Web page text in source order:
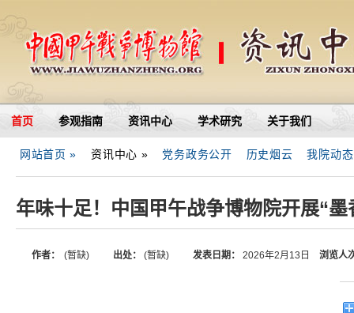
首页 参观指南 资讯中心 学术研究 关于我们
网站首页 » 资讯中心 » 党务政务公开 历史烟云 我院动态
年味十足！中国甲午战争博物院开展“
作者： (暂缺) 出处： (暂缺) 发表日期： 2026年2月13日 浏览人